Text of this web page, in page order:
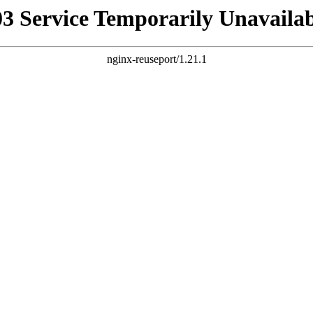
Service Temporarily
nginx-reuseport/1.21.1